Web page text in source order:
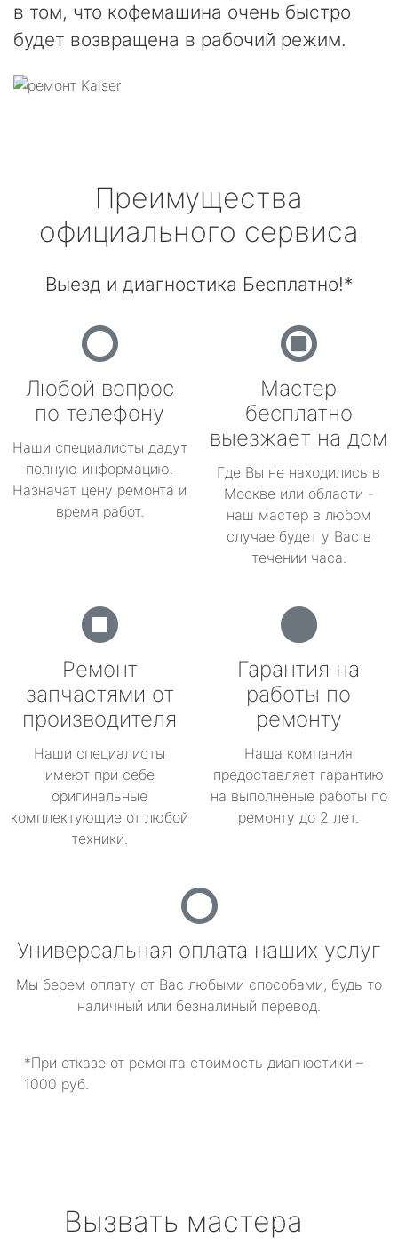
в том, что кофемашина очень быстро
будет возвращена в рабочий режим.
Преимущества
официального сервиса
Выезд и диагностика Бесплатно!*
Любой вопрос
по телефону
Наши специалисты дадут
полную информацию.
Назначат цену ремонта и
время работ.
Мастер
бесплатно
выезжает на дом
Где Вы не находились в
Москве или области -
наш мастер в любом
случае будет у Вас в
течении часа.
Ремонт
запчастями от
производителя
Наши специалисты
имеют при себе
оригинальные
комплектующие от любой
техники.
Гарантия на
работы по
ремонту
Наша компания
предоставляет гарантию
на выполненые работы по
ремонту до 2 лет.
Универсальная оплата наших услуг
Мы берем оплату от Вас любыми способами, будь то
наличный или безналиный перевод.
*При отказе от ремонта стоимость диагностики –
1000 руб.
Вызвать мастера